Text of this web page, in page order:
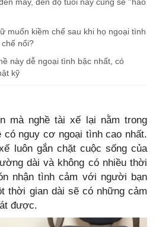
muốn kiềm chế sau khi họ ngoại tình
nổi?
này dễ ngoại tình bậc nhất, có
kỹ
mà nghề tài xế lại nằm trong
có nguy cơ ngoại tình cao nhất.
luôn gắn chặt cuộc sống của
dài và không có nhiều thời
nhận tình cảm với người bạn
thời gian dài sẽ có những cảm
được.